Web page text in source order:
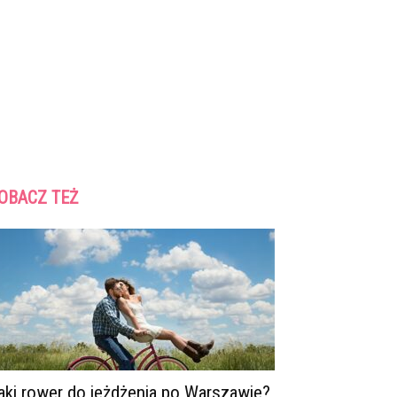
TEŻ
rower do jeżdżenia po Warszawie?